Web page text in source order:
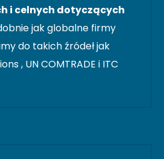
i celnych dotyczących
jak globalne firmy
do takich źródeł jak
, UN COMTRADE i ITC